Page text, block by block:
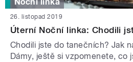
26. listopad 2019
Úterní Noční linka: Chodili
Chodili jste do tanečních? Jak
Dámy, ještě si vzpomenete, co